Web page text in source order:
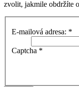
zvolit, jakmile obdržíte
E-mailová adresa: *
Captcha *